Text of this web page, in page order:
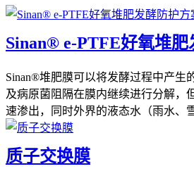
Sinan® e-PTFE好氧堆
Sinan®​堆肥膜可以将发酵过程中产生
及病原菌阻隔在膜内继续进行分解，
速渗出，同时外界的液态水（雨水、
质子交换膜